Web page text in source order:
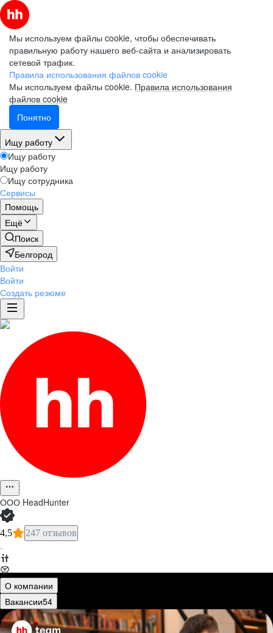
Мы используем файлы cookie, чтобы обеспечивать
правильную работу нашего веб-сайта и анализировать
сетевой трафик.
Правила использования файлов cookie
Мы используем файлы cookie. Правила использования
файлов cookie
Понятно
Ищу работу
Ищу работу
Ищу работу
Ищу сотрудника
Сервисы
Помощь
Ещё
Поиск
Белгород
Войти
Войти
Создать резюме
ООО HeadHunter
4,5 247 отзывов
·
О компании
Вакансии54